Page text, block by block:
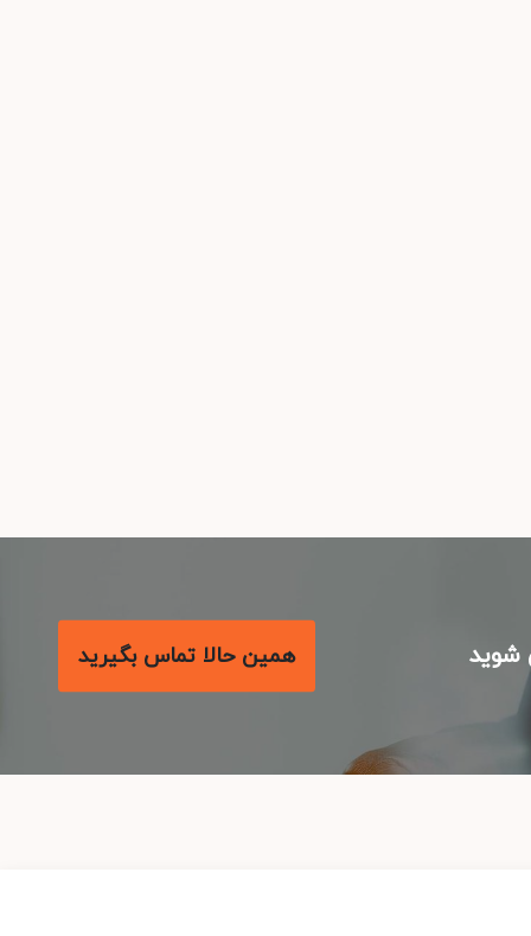
همین حالا تماس بگیرید